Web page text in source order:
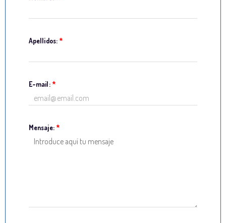
Apellidos:*
E-mail:*
Mensaje:*